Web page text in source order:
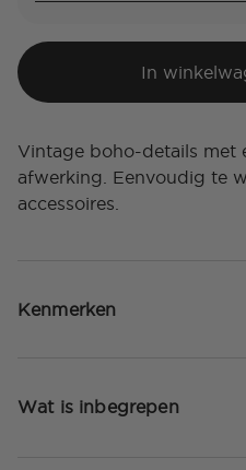
In
Vintage boho-details met
afwerking. Eenvoudig te
accessoires.
Kenmerken
Wat is inbegrepen